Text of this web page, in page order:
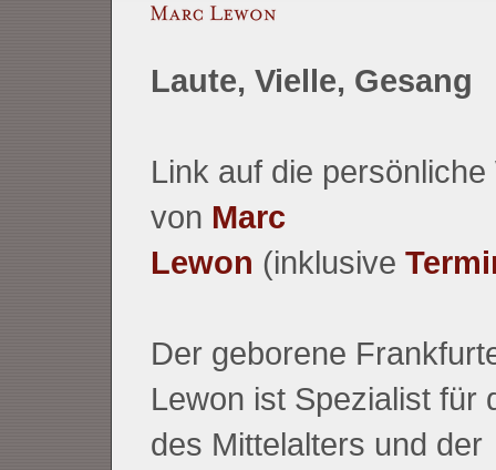
Laute, Vielle, Gesang
Link auf die persönliche
von Marc
Lewon (inklusive
Der geborene
Lewon ist Spezialist für
des Mittelalters und der